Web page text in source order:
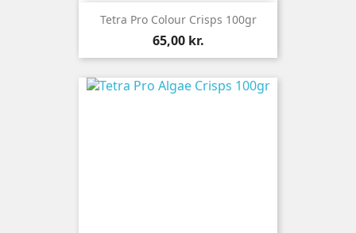
Tetra Pro Colour Crisps 100gr
Pris
65,00 kr.